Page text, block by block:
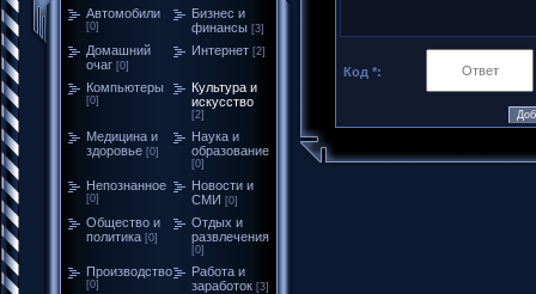
Автомобили
[0]
Бизнес и
финансы [3]
Домашний
очаг [0]
Интернет [2]
Компьютеры
[0]
Культура и
искусство
[2]
Медицина и
здоровье [0]
Наука и
образование
[0]
Непознанное
[0]
Новости и
СМИ [0]
Общество и
политика [0]
Отдых и
развлечения
[0]
Производство
[0]
Работа и
заработок [3]
Код *: